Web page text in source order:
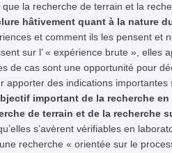
que la recherche de terrain et la
hâtivement quant à la nature
et comment ils les pensent et
sur l’ « expérience brute », elles
de cas sont une opportunité pour
apporter des indications
important de la recherche
de terrain et de la recherche
s’avèrent vérifiables en
recherche « orientée sur le